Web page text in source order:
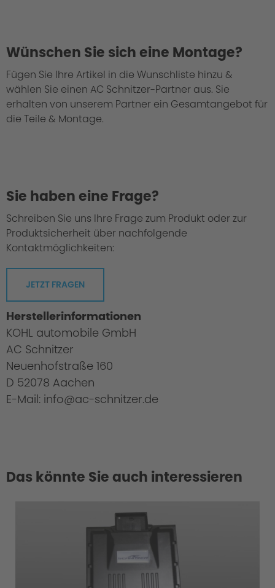
Material: Polyurethan (kurz PUR oder im
Sprachgebrauch auch PU genannt)
Wünschen Sie sich eine Montage?
Fügen Sie Ihre Artikel in die Wunschliste hinzu &
wählen Sie einen AC Schnitzer-Partner aus. Sie
erhalten von unserem Partner ein Gesamtangebot für
die Teile & Montage.
Sie haben eine Frage?
Schreiben Sie uns Ihre Frage zum Produkt oder zur
Produktsicherheit über nachfolgende
Kontaktmöglichkeiten:
JETZT FRAGEN
Herstellerinformationen
KOHL automobile GmbH
AC Schnitzer
Neuenhofstraße 160
D 52078 Aachen
E-Mail: info@ac-schnitzer.de
Das könnte Sie auch interessieren